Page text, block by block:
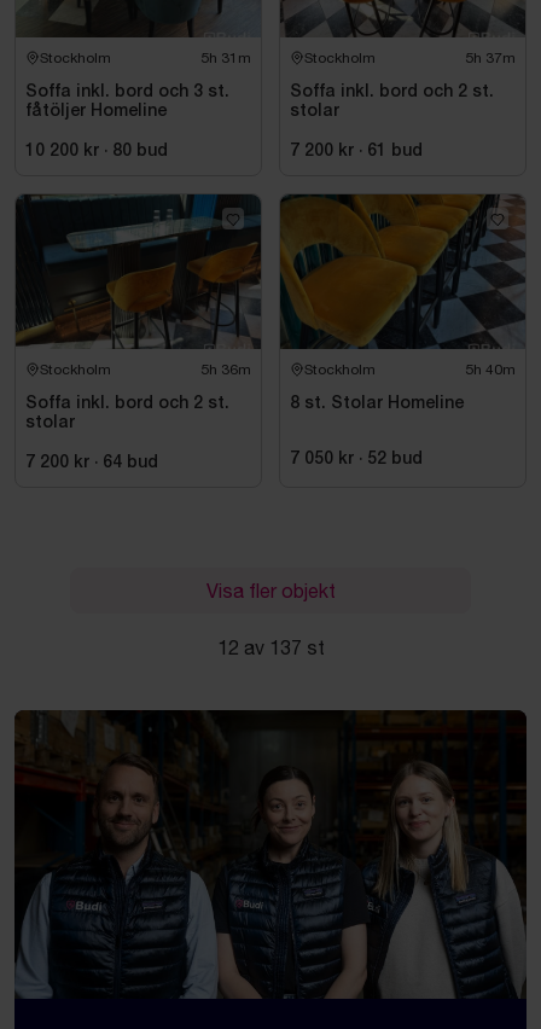
Stockholm 5h 31m
Soffa inkl. bord och 3 st.
fåtöljer Homeline
10 200 kr · 80 bud
Stockholm 5h 37m
Soffa inkl. bord och 2 st.
stolar
7 200 kr · 61 bud
Stockholm 5h 36m
Soffa inkl. bord och 2 st.
stolar
7 200 kr · 64 bud
Stockholm 5h 40m
8 st. Stolar Homeline
7 050 kr · 52 bud
Visa fler objekt
12 av 137 st